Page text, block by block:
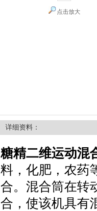
点击放大
详细资料：
糖精二维运动混
料，化肥，农药
合。混合筒在转
合，使该机具有